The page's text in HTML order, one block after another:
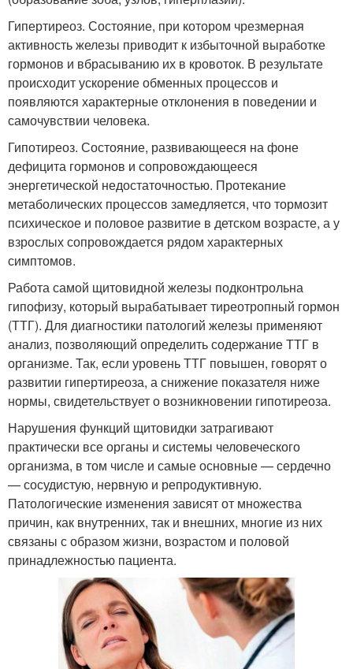
Гипертиреоз. Состояние, при котором чрезмерная
активность железы приводит к избыточной выработке
гормонов и вбрасыванию их в кровоток. В результате
происходит ускорение обменных процессов и
появляются характерные отклонения в поведении и
самочувствии человека.
Гипотиреоз. Состояние, развивающееся на фоне
дефицита гормонов и сопровождающееся
энергетической недостаточностью. Протекание
метаболических процессов замедляется, что тормозит
психическое и половое развитие в детском возрасте, а у
взрослых сопровождается рядом характерных
симптомов.
Работа самой щитовидной железы подконтрольна
гипофизу, который вырабатывает тиреотропный гормон
(ТТГ). Для диагностики патологий железы применяют
анализ, позволяющий определить содержание ТТГ в
организме. Так, если уровень ТТГ повышен, говорят о
развитии гипертиреоза, а снижение показателя ниже
нормы, свидетельствует о возникновении гипотиреоза.
Нарушения функций щитовидки затрагивают
практически все органы и системы человеческого
организма, в том числе и самые основные — сердечно
— сосудистую, нервную и репродуктивную.
Патологические изменения зависят от множества
причин, как внутренних, так и внешних, многие из них
связаны с образом жизни, возрастом и половой
принадлежностью пациента.